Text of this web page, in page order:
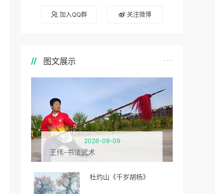
加入QQ群 关注微博
图文展示
2026-08-09
王伟-书法武术
杜灼山《千岁胡杨》